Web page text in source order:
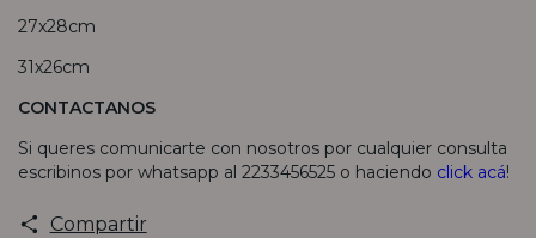
27x28cm
31x26cm
CONTACTANOS
Si queres comunicarte con nosotros por cualquier consulta
escribinos por whatsapp al 2233456525 o haciendo click acá!
Compartir